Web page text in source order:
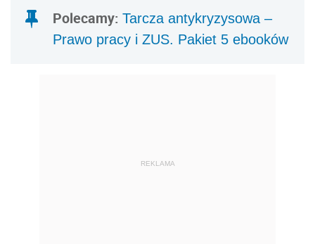
Polecamy: Tarcza antykryzysowa –
Prawo pracy i ZUS. Pakiet 5 ebooków
REKLAMA